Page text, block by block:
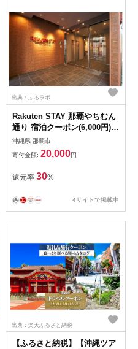
出典：ふるラボ
Rakuten STAY 那覇やちむん
通り 宿泊クーポン(6,000円)
【那覇市】
沖縄県 那覇市
寄付金額: 20,000円
還元率 30%
4サイトで掲載中
出典：楽天ふるさと納税
【ふるさと納税】【沖縄ツア